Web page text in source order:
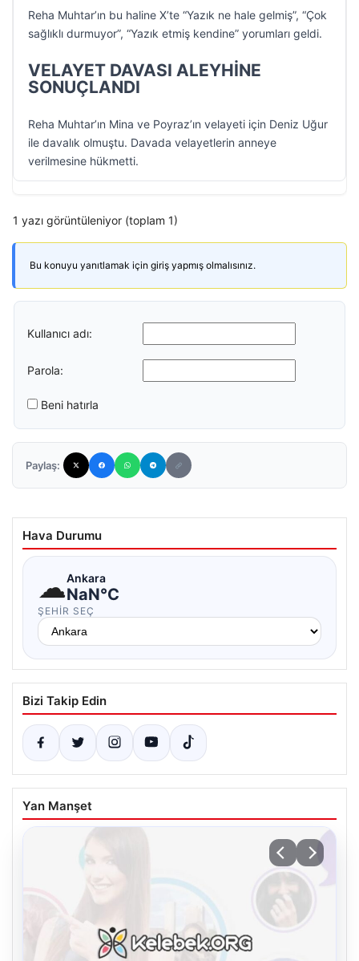
Reha Muhtar’ın bu haline X’te “Yazık ne hale gelmiş”, “Çok
sağlıklı durmuyor”, “Yazık etmiş kendine” yorumları geldi.
VELAYET DAVASI ALEYHİNE
SONUÇLANDI
Reha Muhtar’ın Mina ve Poyraz’ın velayeti için Deniz Uğur
ile davalık olmuştu. Davada velayetlerin anneye
verilmesine hükmetti.
1 yazı görüntüleniyor (toplam 1)
Bu konuyu yanıtlamak için giriş yapmış olmalısınız.
Kullanıcı adı:
Parola:
Beni hatırla
Paylaş:
Hava Durumu
☁Ankara
NaN°C
ŞEHIR SEÇ
Bizi Takip Edin
Yan Manşet